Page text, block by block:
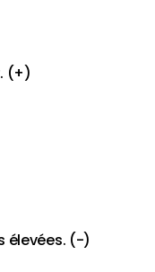
(+)
élevées. (-)